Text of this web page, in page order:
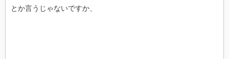
とか言うじゃないですか、